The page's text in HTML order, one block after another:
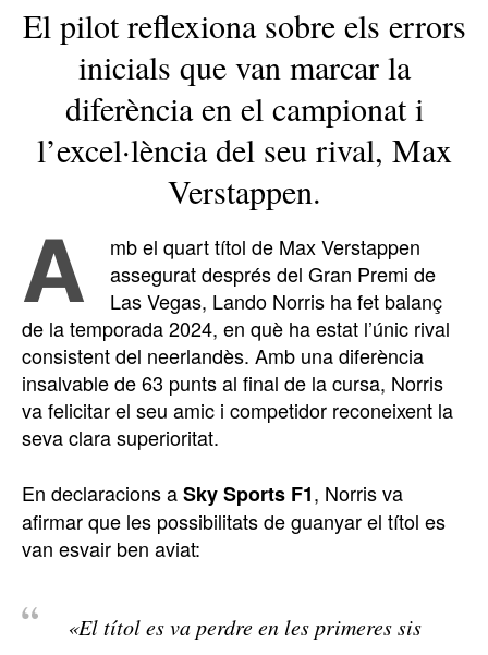
El pilot reflexiona sobre els errors
inicials que van marcar la
diferència en el campionat i
l’excel·lència del seu rival, Max
Verstappen.
A
mb el quart títol de Max Verstappen
assegurat després del Gran Premi de
Las Vegas, Lando Norris ha fet balanç
de la temporada 2024, en què ha estat l’únic rival
consistent del neerlandès. Amb una diferència
insalvable de 63 punts al final de la cursa, Norris
va felicitar el seu amic i competidor reconeixent la
seva clara superioritat.
En declaracions aSky Sports F1, Norris va
afirmar que les possibilitats de guanyar el títol es
van esvair ben aviat:
«El títol es va perdre en les primeres sis